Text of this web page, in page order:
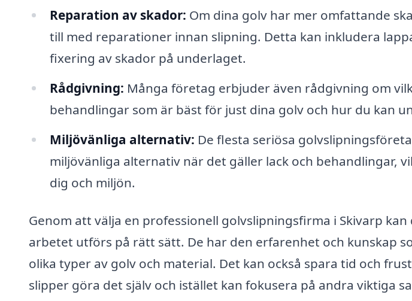
Reparation av skador: Om dina golv har mer omfattande
till med reparationer innan slipning. Detta kan inkludera
fixering av skador på underlaget.
Rådgivning: Många företag erbjuder även rådgivning om
behandlingar som är bäst för just dina golv och hur du kan
Miljövänliga alternativ: De flesta seriösa
miljövänliga alternativ när det gäller lack och behandlingar,
dig och miljön.
Genom att välja en professionell golvslipningsfirma i Skivarp
arbetet utförs på rätt sätt. De har den erfarenhet och kunskap
olika typer av golv och material. Det kan också spara tid och
slipper göra det själv och istället kan fokusera på andra viktiga